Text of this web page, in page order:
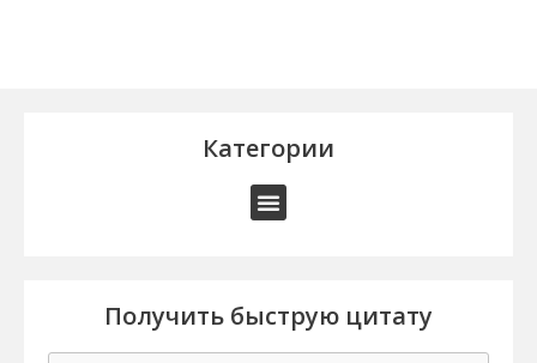
Категории
Получить быструю цитату